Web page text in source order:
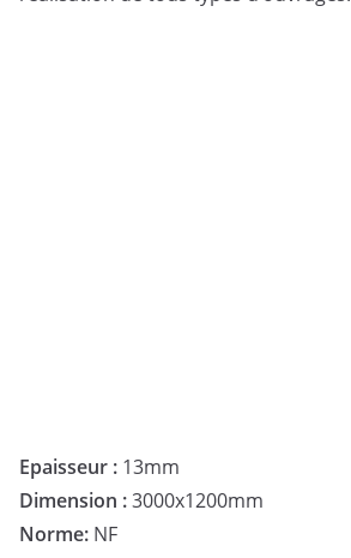
Epaisseur : 13mm
Dimension :3000x1200mm
Norme: NF